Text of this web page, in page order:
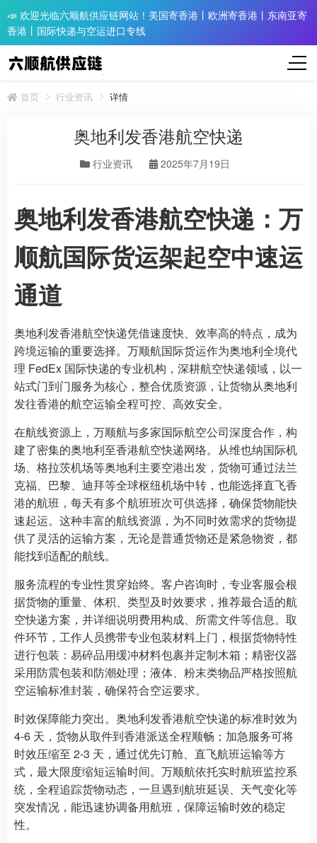
📣 欢迎光临六顺航供应链网站！美国寄香港丨欧洲寄香港丨东南亚寄
香港丨国际快递与空运进口专线
首页 行业资讯 详情
奥地利发香港航空快递
行业资讯 2025年7月19日
奥地利发香港航空快递：万
顺航国际货运架起空中速运
通道
奥地利发香港航空快递凭借速度快、效率高的特点，成为
跨境运输的重要选择。万顺航国际货运作为奥地利全境代
理 FedEx 国际快递的专业机构，深耕航空快递领域，以一
站式门到门服务为核心，整合优质资源，让货物从奥地利
发往香港的航空运输全程可控、高效安全。
在航线资源上，万顺航与多家国际航空公司深度合作，构
建了密集的奥地利至香港航空快递网络。从维也纳国际机
场、格拉茨机场等奥地利主要空港出发，货物可通过法兰
克福、巴黎、迪拜等全球枢纽机场中转，也能选择直飞香
港的航班，每天有多个航班班次可供选择，确保货物能快
速起运。这种丰富的航线资源，为不同时效需求的货物提
供了灵活的运输方案，无论是普通货物还是紧急物资，都
能找到适配的航线。
服务流程的专业性贯穿始终。客户咨询时，专业客服会根
据货物的重量、体积、类型及时效要求，推荐最合适的航
空快递方案，并详细说明费用构成、所需文件等信息。取
件环节，工作人员携带专业包装材料上门，根据货物特性
进行包装：易碎品用缓冲材料包裹并定制木箱；精密仪器
采用防震包装和防潮处理；液体、粉末类物品严格按照航
空运输标准封装，确保符合空运要求。
时效保障能力突出。奥地利发香港航空快递的标准时效为
4-6 天，货物从取件到香港派送全程顺畅；加急服务可将
时效压缩至 2-3 天，通过优先订舱、直飞航班运输等方
式，最大限度缩短运输时间。万顺航依托实时航班监控系
统，全程追踪货物动态，一旦遇到航班延误、天气变化等
突发情况，能迅速协调备用航班，保障运输时效的稳定
性。